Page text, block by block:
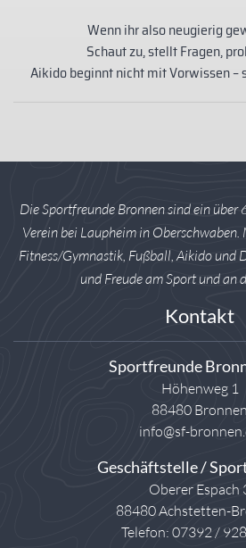
Wenn ihr also neugierig
Schaut zu, stellt Fragen,
Aikido beginnt nicht mit Vorwissen –
Die Sportfreunde Bronnen sind ein
Verein bei Laupheim in
Fitness/Gymnastik, Fußball, Aikido und
und Freude am Sport und an
Kontakt
Sportfreunde
Höhenweg 1
88480 Bronnen
info@sf-
Geschäftstelle /
Oberer Espach
88480 Achstetten-
Telefon: 07392 /